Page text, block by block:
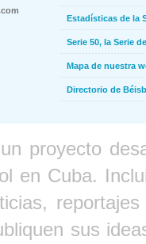
Estadísticas de la
Serie 50, la Serie
Mapa de nuestra
Directorio de
proyecto
en Cuba.
sus